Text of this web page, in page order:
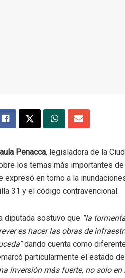
Penacca, legisladora de la
los temas más importantes de
expresó en torno a la
31 y el código contravencional.
diputada sostuvo que “la
es hacer las obras de
dando cuenta como
particularmente el estado
inversión más fuerte, no solo